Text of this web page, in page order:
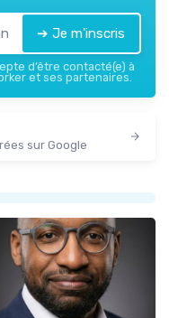
➔ Je m'inscris
d’être contacté(e) à
et ses partenaires.
sur Google